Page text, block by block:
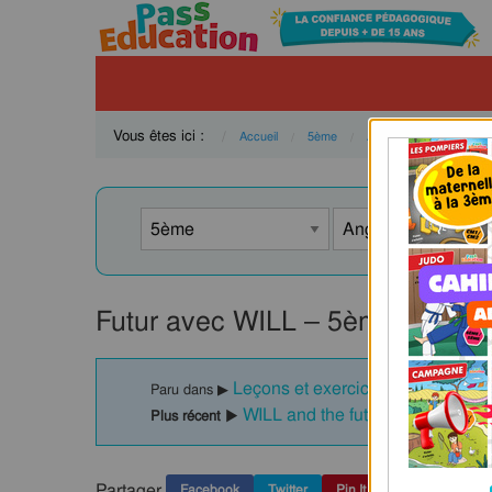
Vous êtes ici : Accueil 5ème Anglais
Futur avec WILL – 5ème –
Paru dans ▶ Leçons et exercices - Futur -
Plus récent ▶ WILL and the future - 5ème -